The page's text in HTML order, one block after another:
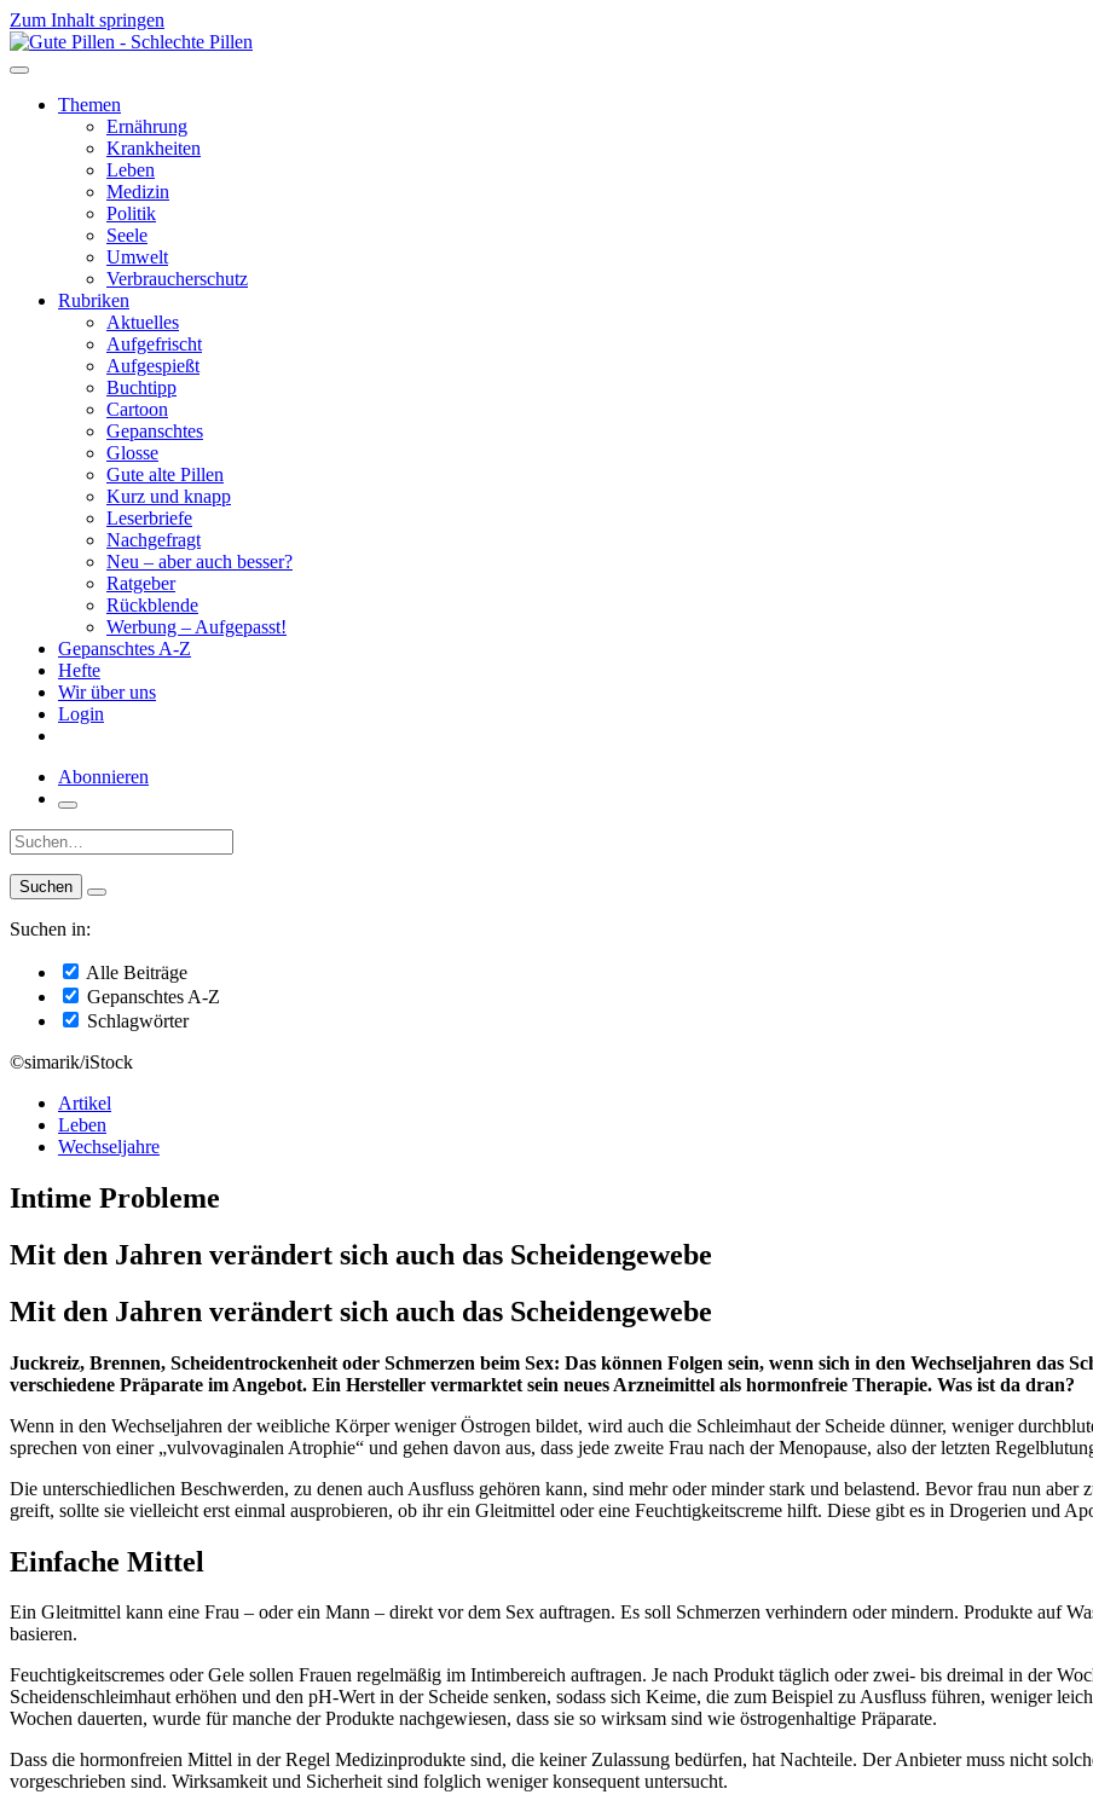
Zum Inhalt springen
Themen
Ernährung
Krankheiten
Leben
Medizin
Politik
Seele
Umwelt
Verbraucherschutz
Rubriken
Aktuelles
Aufgefrischt
Aufgespießt
Buchtipp
Cartoon
Gepanschtes
Glosse
Gute alte Pillen
Kurz und knapp
Leserbriefe
Nachgefragt
Neu – aber auch besser?
Ratgeber
Rückblende
Werbung – Aufgepasst!
Gepanschtes A-Z
Hefte
Wir über uns
Login
Abonnieren
Suche:
Suchen in:
Alle Beiträge
Gepanschtes A-Z
Schlagwörter
©simarik/iStock
Artikel
Leben
Wechseljahre
Intime Probleme
Mit den Jahren verändert sich auch das Scheidengewebe
Mit den Jahren verändert sich auch das Scheidengewebe
Juckreiz, Brennen, Scheidentrockenheit oder Schmerzen beim Sex: Das können Folgen sein, wenn sich in den Wechseljahren das
verschiedene Präparate im Angebot. Ein Hersteller vermarktet sein neues Arzneimittel als hormonfreie Therapie. Was ist da dran?
Wenn in den Wechseljahren der weibliche Körper weniger Östrogen bildet, wird auch die Schleimhaut der Scheide dünner, weniger
sprechen von einer „vulvovaginalen Atrophie“ und gehen davon aus, dass jede zweite Frau nach der Menopause, also der letzten
Die unterschiedlichen Beschwerden, zu denen auch Ausfluss gehören kann, sind mehr oder minder stark und belastend. Bevor frau nun aber
greift, sollte sie vielleicht erst einmal ausprobieren, ob ihr ein Gleitmittel oder eine Feuchtigkeitscreme hilft. Diese gibt es in Drogerien und
Einfache Mittel
Ein Gleitmittel kann eine Frau – oder ein Mann – direkt vor dem Sex auftragen. Es soll Schmerzen verhindern oder mindern. Produkte auf
basieren.
Feuchtigkeitscremes oder Gele sollen Frauen regelmäßig im Intimbereich auftragen. Je nach Produkt täglich oder zwei- bis dreimal in der
Scheidenschleimhaut erhöhen und den pH-Wert in der Scheide senken, sodass sich Keime, die zum Beispiel zu Ausfluss führen, weniger
Wochen dauerten, wurde für manche der Produkte nachgewiesen, dass sie so wirksam sind wie östrogenhaltige Präparate.
Dass die hormonfreien Mittel in der Regel Medizinprodukte sind, die keiner Zulassung bedürfen, hat Nachteile. Der Anbieter muss nicht
vorgeschrieben sind. Wirksamkeit und Sicherheit sind folglich weniger konsequent untersucht.